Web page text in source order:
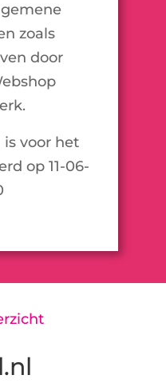
zoals
door
is voor het
op 11-06-